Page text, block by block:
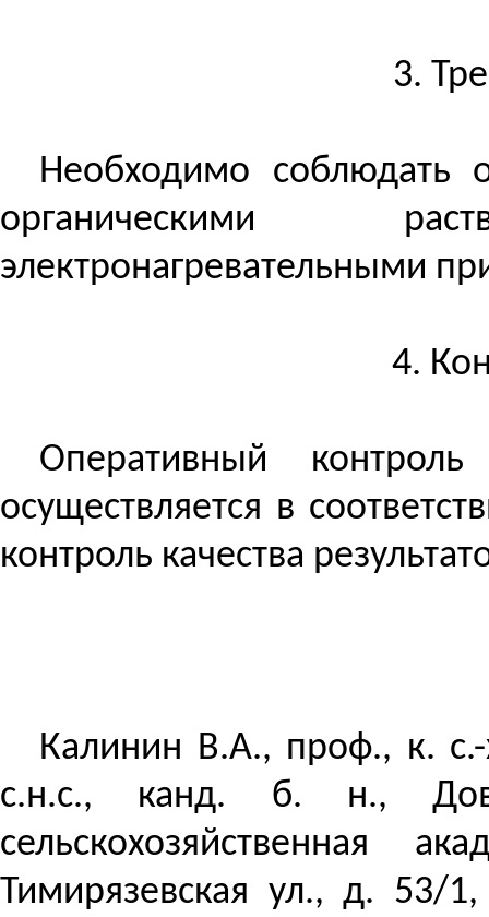
3.
Необходимо соблюдать
органическими
электронагревательными
4.
Оперативный
осуществляется в
контроль качества
Калинин В.А., проф., к.
с.н.с., канд. б. н.,
сельскохозяйственная
Тимирязевская ул., д. 53/